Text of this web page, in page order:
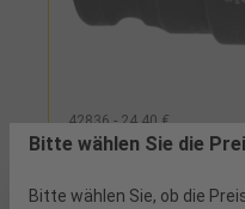
42836 - 24,40 €
Kardangelenk
Bitte wählen Sie die
Bitte wählen Sie, ob die